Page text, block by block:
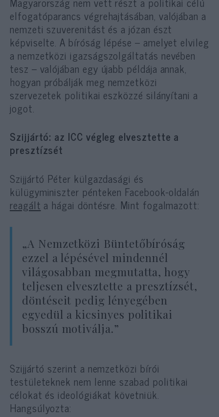
elfogatóparancs végrehajtásában, valójában a
nemzeti szuverenitást és a józan észt
képviselte. A bíróság lépése – amelyet elvileg
a nemzetközi igazságszolgáltatás nevében
tesz – valójában egy újabb példája annak,
hogyan próbálják meg nemzetközi
szervezetek politikai eszközzé silányítani a
jogot.
Szijjártó: az ICC végleg elvesztette a
presztízsét
Szijjártó Péter külgazdasági és
külügyminiszter pénteken Facebook-oldalán
reagált a hágai döntésre. Mint fogalmazott:
„A Nemzetközi Büntetőbíróság
ezzel a lépésével mindennél
világosabban megmutatta, hogy
teljesen elvesztette a presztízsét,
döntéseit pedig lényegében
egyedül a kicsinyes politikai
bosszú motiválja.”
Szijjártó szerint a nemzetközi bírói
testületeknek nem lenne szabad politikai
célokat és ideológiákat követniük.
Hangsúlyozta: